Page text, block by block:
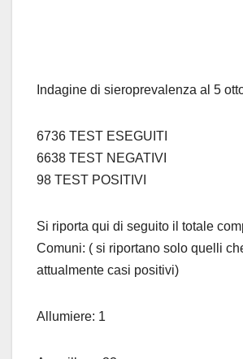
Indagine di sieroprevalenza al 5
6736 TEST ESEGUITI
6638 TEST NEGATIVI
98 TEST POSITIVI
Si riporta qui di seguito il totale
Comuni: ( si riportano solo quelli
attualmente casi positivi)
Allumiere: 1